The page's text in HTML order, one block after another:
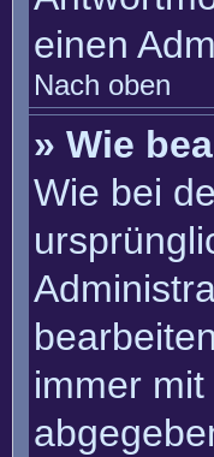
einen
Nach oben
» Wie
Wie bei
immer